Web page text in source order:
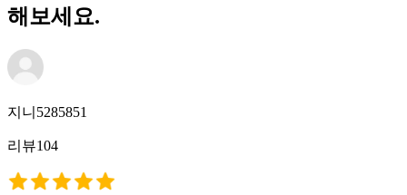
해보세요.
지니5285851
리뷰104